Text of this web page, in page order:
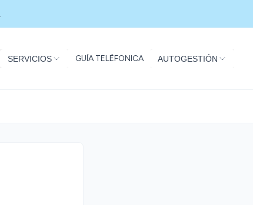
SERVICIOS GUÍA TELÉFONICA AUTOGESTIÓN